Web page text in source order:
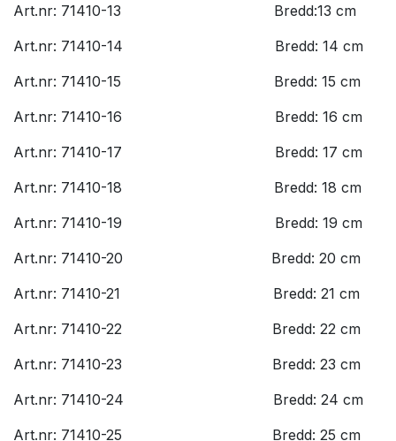
Art.nr: 71410-13
​Bredd:13 cm
Art.nr: 71410-14
​Bredd: 14 cm
Art.nr: 71410-15
​Bredd: 15 cm
Art.nr: 71410-16
​Bredd: 16 cm
Art.nr: 71410-17
​Bredd: 17 cm
Art.nr: 71410-18
​Bredd: 18 cm
Art.nr: 71410-19
​Bredd: 19 cm
Art.nr: 71410-20
​Bredd: 20 cm
Art.nr: 71410-21
​Bredd: 21 cm
Art.nr: 71410-22
​Bredd: 22 cm
Art.nr: 71410-23
​Bredd: 23 cm
Art.nr: 71410-24
​Bredd: 24 cm
Art.nr: 71410-25
​Bredd: 25 cm